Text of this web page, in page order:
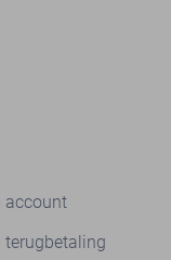
account
terugbetaling